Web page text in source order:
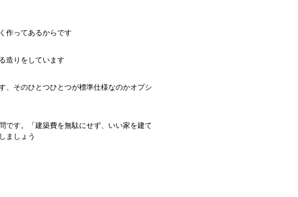
作ってあるからです
造りをしています
、そのひとつひとつが標準仕様なのかオプシ
です。「建築費を無駄にせず、いい家を建て
ましょう